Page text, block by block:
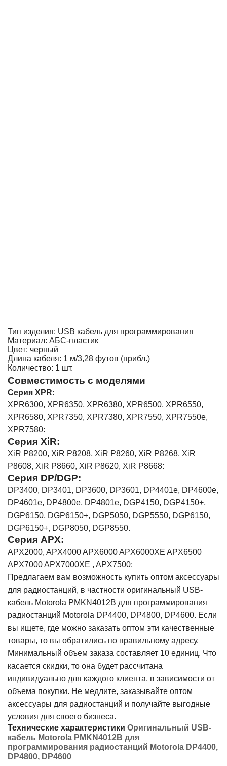
Тип изделия: USB кабель для программирования
Материал: АБС-пластик
Цвет: черный
Длина кабеля: 1 м/3,28 футов (прибл.)
Количество: 1 шт.
Совместимость с моделями
Серия XPR:
XPR6300, XPR6350, XPR6380, XPR6500, XPR6550,
XPR6580, XPR7350, XPR7380, XPR7550, XPR7550e,
XPR7580:
Серия XiR:
XiR P8200, XiR P8208, XiR P8260, XiR P8268, XiR
P8608, XiR P8660, XiR P8620, XiR P8668:
Серия DP/DGP:
DP3400, DP3401, DP3600, DP3601, DP4401e, DP4600e,
DP4601e, DP4800e, DP4801e, DGP4150, DGP4150+,
DGP6150, DGP6150+, DGP5050, DGP5550, DGP6150,
DGP6150+, DGP8050, DGP8550.
Серия APX:
APX2000, APX4000 APX6000 APX6000XE APX6500
APX7000 APX7000XE , APX7500:
Предлагаем вам возможность купить оптом аксессуары
для радиостанций, в частности оригинальный USB-
кабель Motorola PMKN4012В для программирования
радиостанций Motorola DP4400, DP4800, DP4600. Если
вы ищете, где можно заказать оптом эти качественные
товары, то вы обратились по правильному адресу.
Минимальный объем заказа составляет 10 единиц. Что
касается скидки, то она будет рассчитана
индивидуально для каждого клиента, в зависимости от
объема покупки. Не медлите, заказывайте оптом
аксессуары для радиостанций и получайте выгодные
условия для своего бизнеса.
Технические характеристики Оригинальный USB-
кабель Motorola PMKN4012B для
программирования радиостанций Motorola DP4400,
DP4800, DP4600